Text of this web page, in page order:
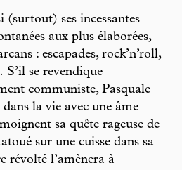
(surtout) ses incessantes
aux plus élaborées,
: escapades, rock’n’roll,
se revendique
communiste, Pasquale
la vie avec une âme
sa quête rageuse de
sur une cuisse dans sa
révolté l’amènera à